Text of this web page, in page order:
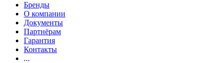
Бренды
О компании
Документы
Партнёрам
Гарантия
Контакты
...